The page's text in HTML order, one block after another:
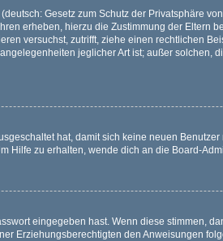
Gesetz zum Schutz der Privatsphäre
erheben, hierzu die Zustimmung der Eltern
versuchst, zutrifft, ziehe einen rechtlichen
jeglicher Art ist; außer solchen,
hat, damit sich keine neuen
Hilfe zu erhalten, wende dich an die Board-
eingegeben hast. Wenn diese stimmen,
Erziehungsberechtigten den Anweisungen